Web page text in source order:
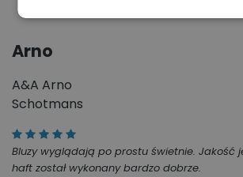
Arno
A&A Arno
Schotmans
Bluzy wyglądają po prostu świetnie. Jakość
haft został wykonany bardzo dobrze.